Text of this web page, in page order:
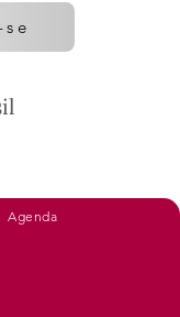
Agenda